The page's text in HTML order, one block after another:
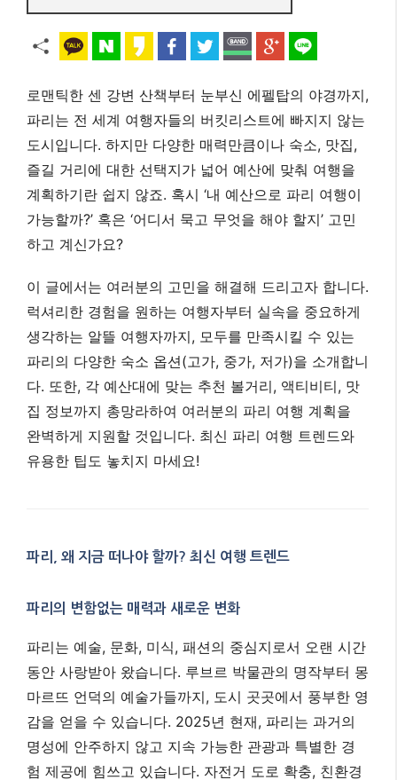
로맨틱한 센 강변 산책부터 눈부신 에펠탑의 야경까지,
파리는 전 세계 여행자들의 버킷리스트에 빠지지 않는
도시입니다. 하지만 다양한 매력만큼이나 숙소, 맛집,
즐길 거리에 대한 선택지가 넓어 예산에 맞춰 여행을
계획하기란 쉽지 않죠. 혹시 ‘내 예산으로 파리 여행이
가능할까?’ 혹은 ‘어디서 묵고 무엇을 해야 할지’ 고민
하고 계신가요?
이 글에서는 여러분의 고민을 해결해 드리고자 합니다.
럭셔리한 경험을 원하는 여행자부터 실속을 중요하게
생각하는 알뜰 여행자까지, 모두를 만족시킬 수 있는
파리의 다양한 숙소 옵션(고가, 중가, 저가)을 소개합니
다. 또한, 각 예산대에 맞는 추천 볼거리, 액티비티, 맛
집 정보까지 총망라하여 여러분의 파리 여행 계획을
완벽하게 지원할 것입니다. 최신 파리 여행 트렌드와
유용한 팁도 놓치지 마세요!
파리, 왜 지금 떠나야 할까? 최신 여행 트렌드
파리의 변함없는 매력과 새로운 변화
파리는 예술, 문화, 미식, 패션의 중심지로서 오랜 시간
동안 사랑받아 왔습니다. 루브르 박물관의 명작부터 몽
마르뜨 언덕의 예술가들까지, 도시 곳곳에서 풍부한 영
감을 얻을 수 있습니다. 2025년 현재, 파리는 과거의
명성에 안주하지 않고 지속 가능한 관광과 특별한 경
험 제공에 힘쓰고 있습니다. 자전거 도로 확충, 친환경